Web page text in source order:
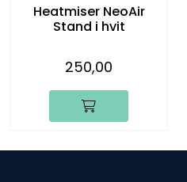
Heatmiser NeoAir
Stand i hvit
250,00